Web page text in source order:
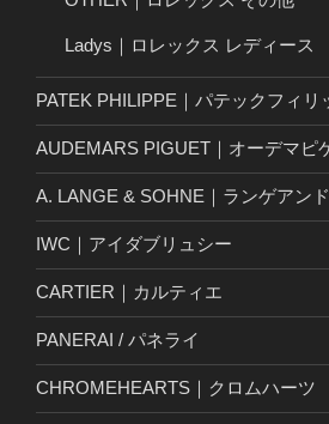
Ladys｜ロレックス レディース
PATEK PHILIPPE｜パテックフィリ
AUDEMARS PIGUET｜オーデマピ
A. LANGE & SOHNE｜ランゲアン
IWC｜アイダブリュシー
CARTIER｜カルティエ
PANERAI / パネライ
CHROMEHEARTS｜クロムハーツ